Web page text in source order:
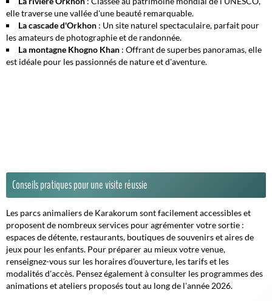
elle traverse une vallée d'une beauté remarquable.
La cascade d'Orkhon : Un site naturel spectaculaire, parfait pour
les amateurs de photographie et de randonnée.
La montagne Khogno Khan : Offrant de superbes panoramas, elle
est idéale pour les passionnés de nature et d'aventure.
Conseils pratiques pour une visite réussie
Les parcs animaliers de Karakorum sont facilement accessibles et
proposent de nombreux services pour agrémenter votre sortie :
espaces de détente, restaurants, boutiques de souvenirs et aires de
jeux pour les enfants. Pour préparer au mieux votre venue,
renseignez-vous sur les horaires d'ouverture, les tarifs et les
modalités d'accès. Pensez également à consulter les programmes des
animations et ateliers proposés tout au long de l'année 2026.